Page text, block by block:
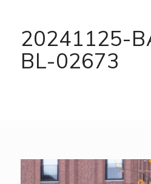
20241125-
BL-02673